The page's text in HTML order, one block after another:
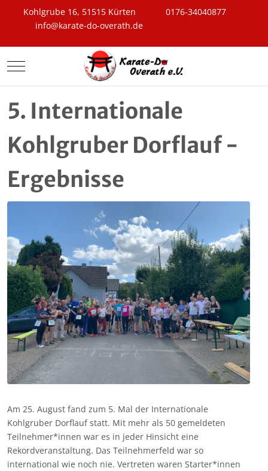
Kohlgrube 16, 51515 Kürten
0176-34040877
info@karate-do-overath.de
Mobile Menu Toggle
5. Internationale
Kohlgruber Dorflauf -
Ergebnisse
Am 25. August fand zum 5. Mal der Internationale
Kohlgruber Dorflauf statt. Mit mehr als 50 gemeldeten
Teilnehmer*innen war es in jeder Hinsicht eine
Rekordveranstaltung. Das Teilnehmerfeld war so
international wie noch nie. Vertreten waren Starter*innen